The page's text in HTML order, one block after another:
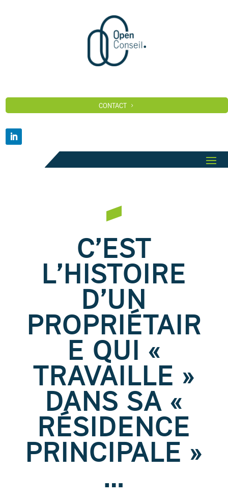
CONTACT
C’EST
L’HISTOIRE
D’UN
PROPRIÉTAIR
E QUI «
TRAVAILLE »
DANS SA «
RÉSIDENCE
PRINCIPALE »
…